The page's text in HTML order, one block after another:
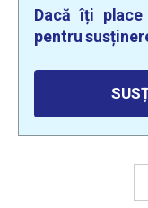
Dacă îți
pentru